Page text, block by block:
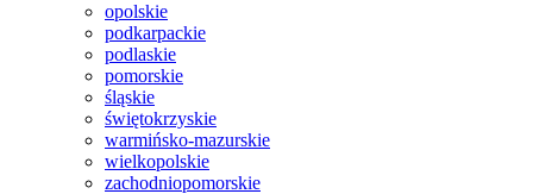
opolskie
podkarpackie
podlaskie
pomorskie
śląskie
świętokrzyskie
warmińsko-mazurskie
wielkopolskie
zachodniopomorskie